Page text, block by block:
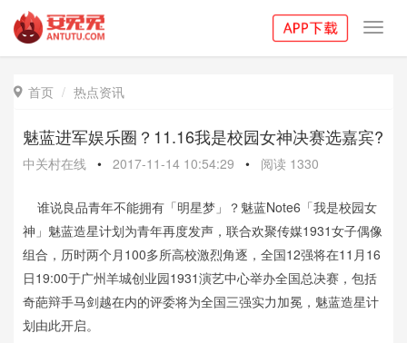
 首页 热点资讯
魅蓝进军娱乐圈？11.16我是校园女神决赛选嘉宾?
中关村在线 • 2017-11-14 10:54:29 • 阅读 1330
谁说良品青年不能拥有「明星梦」？魅蓝Note6「我是校园女
神」魅蓝造星计划为青年再度发声，联合欢聚传媒1931女子偶像
组合，历时两个月100多所高校激烈角逐，全国12强将在11月16
日19:00于广州羊城创业园1931演艺中心举办全国总决赛，包括
奇葩辩手马剑越在内的评委将为全国三强实力加冕，魅蓝造星计
划由此开启。